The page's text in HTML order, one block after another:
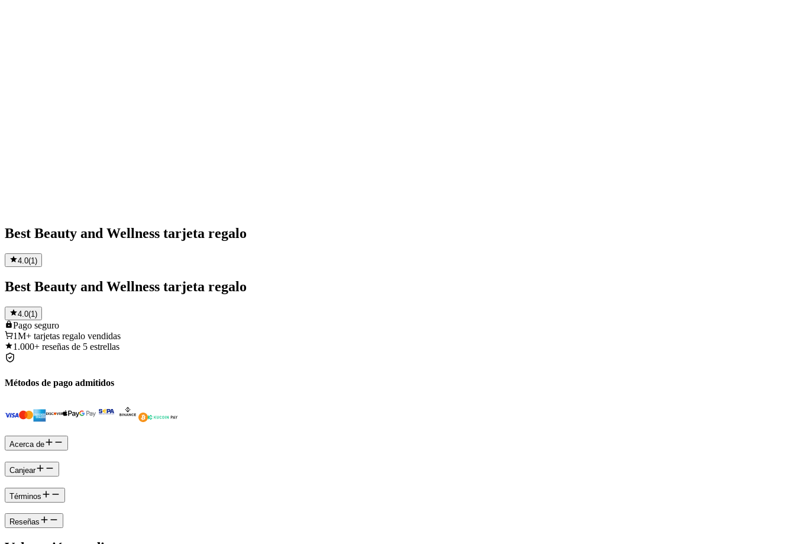
Best Beauty and Wellness tarjeta regalo
4.0(1)
Best Beauty and Wellness tarjeta regalo
4.0(1 )
Pago seguro
1M+ tarjetas regalo vendidas
1.000+ reseñas de 5 estrellas
Métodos de pago admitidos
Acerca de
Canjear
Términos
Reseñas